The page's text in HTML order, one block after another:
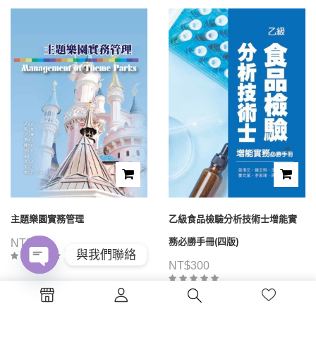
主題樂園實務管理
NT$ 480
乙級食品檢驗分析技術士增能實
務必勝手冊(四版)
NT$300
與我們聯絡
chaty